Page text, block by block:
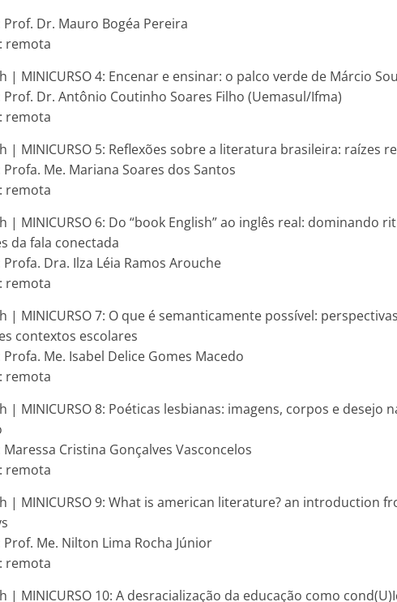
Dr. Mauro Bogéa Pereira
remota
| MINICURSO 4: Encenar e ensinar: o palco verde de Márcio
Dr. Antônio Coutinho Soares Filho (Uemasul/Ifma)
remota
| MINICURSO 5: Reflexões sobre a literatura brasileira: raízes
Me. Mariana Soares dos Santos
remota
| MINICURSO 6: Do “book English” ao inglês real: dominando
da fala conectada
Dra. Ilza Léia Ramos Arouche
remota
| MINICURSO 7: O que é semanticamente possível:
contextos escolares
Me. Isabel Delice Gomes Macedo
remota
| MINICURSO 8: Poéticas lesbianas: imagens, corpos e desejo
Cristina Gonçalves Vasconcelos
remota
| MINICURSO 9: What is american literature? an introduction
Me. Nilton Lima Rocha Júnior
remota
| MINICURSO 10: A desracialização da educação como